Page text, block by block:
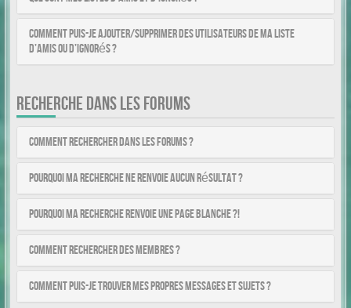
Comment puis-je ajouter/supprimer des utilisateurs de ma liste
d’amis ou d’ignorés ?
RECHERCHE DANS LES FORUMS
Comment rechercher dans les forums ?
Pourquoi ma recherche ne renvoie aucun résultat ?
Pourquoi ma recherche renvoie une page blanche ?!
Comment rechercher des membres ?
Comment puis-je trouver mes propres messages et sujets ?